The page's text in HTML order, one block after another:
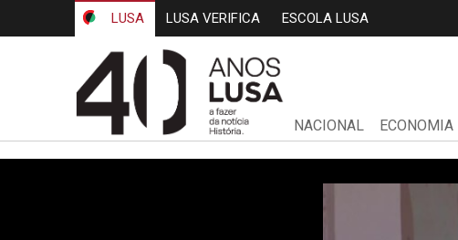
LUSA LUSA VERIFICA ESCOLA LUSA
NACIONAL ECONOMIA